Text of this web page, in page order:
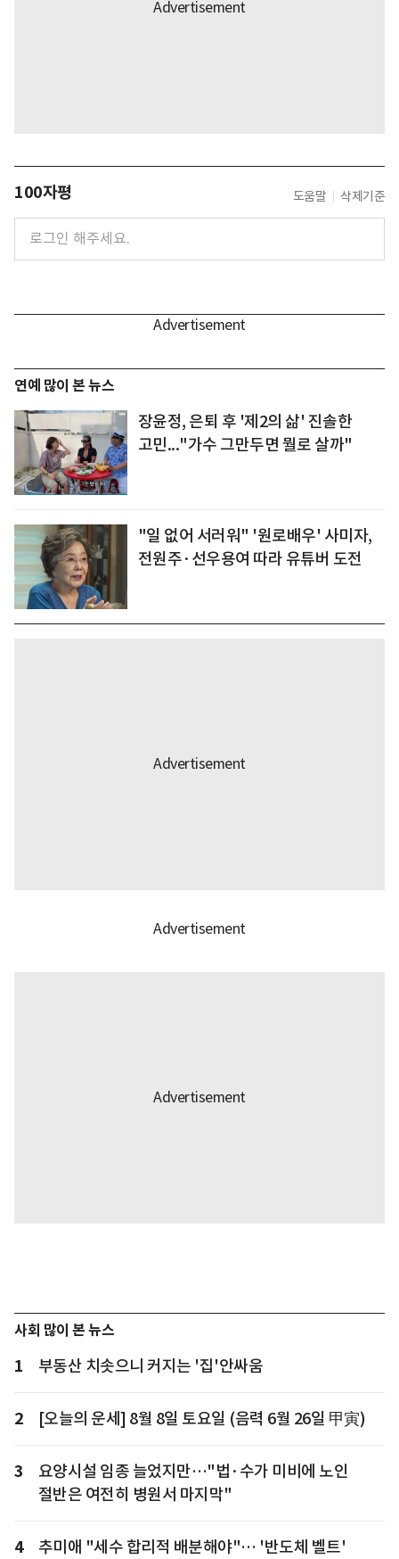
100자평 도움말 삭제기준
연예 많이 본 뉴스
장윤정, 은퇴 후 '제2의 삶' 진솔한
고민..."가수 그만두면 뭘로 살까"
"일 없어 서러워" '원로배우' 사미자,
전원주·선우용여 따라 유튜버 도전
사회 많이 본 뉴스
1 부동산 치솟으니 커지는 '집'안싸움
2 [오늘의 운세] 8월 8일 토요일 (음력 6월 26일 甲寅)
3
요양시설 임종 늘었지만…"법·수가 미비에 노인
절반은 여전히 병원서 마지막"
4
추미애 "세수 합리적 배분해야"… '반도체 벨트'